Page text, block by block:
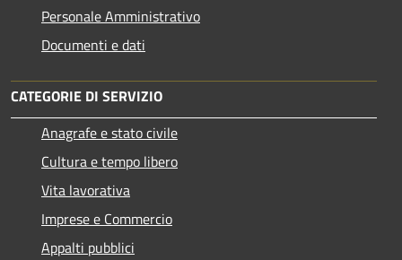
Personale Amministrativo
Documenti e dati
CATEGORIE DI SERVIZIO
Anagrafe e stato civile
Cultura e tempo libero
Vita lavorativa
Imprese e Commercio
Appalti pubblici